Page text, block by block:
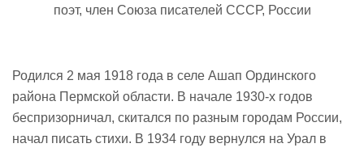
поэт, член Союза писателей СССР, России
Родился 2 мая 1918 года в селе Ашап Ординского
района Пермской области. В начале 1930-х годов
беспризорничал, скитался по разным городам России,
начал писать стихи. В 1934 году вернулся на Урал в